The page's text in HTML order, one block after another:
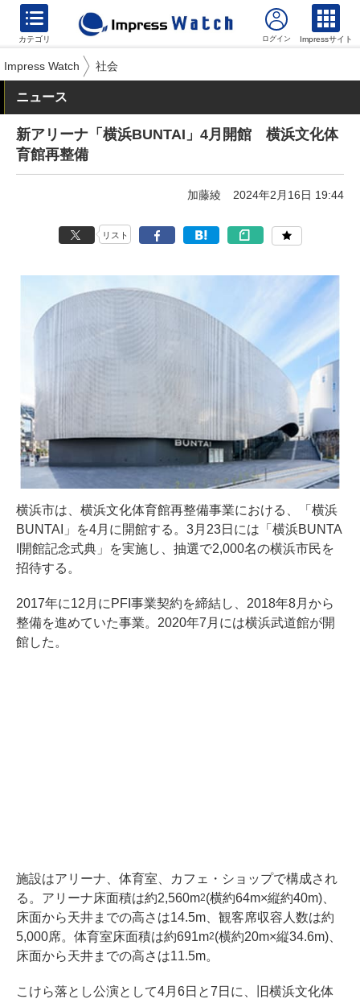
カテゴリ Impressサイト
Impress Watch 社会
ニュース
新アリーナ「横浜BUNTAI」4月開館 横浜文化体
育館再整備
加藤綾 2024年2月16日 19:44
リスト
横浜市は、横浜文化体育館再整備事業における、「横浜
BUNTAI」を4月に開館する。3月23日には「横浜BUNTA
I開館記念式典」を実施し、抽選で2,000名の横浜市民を
招待する。
2017年に12月にPFI事業契約を締結し、2018年8月から
整備を進めていた事業。2020年7月には横浜武道館が開
館した。
施設はアリーナ、体育室、カフェ・ショップで構成され
る。アリーナ床面積は約2,560m2(横約64m×縦約40m)、
床面から天井までの高さは14.5m、観客席収容人数は約
5,000席。体育室床面積は約691m2(横約20m×縦34.6m)、
床面から天井までの高さは11.5m。
こけら落とし公演として4月6日と7日に、旧横浜文化体